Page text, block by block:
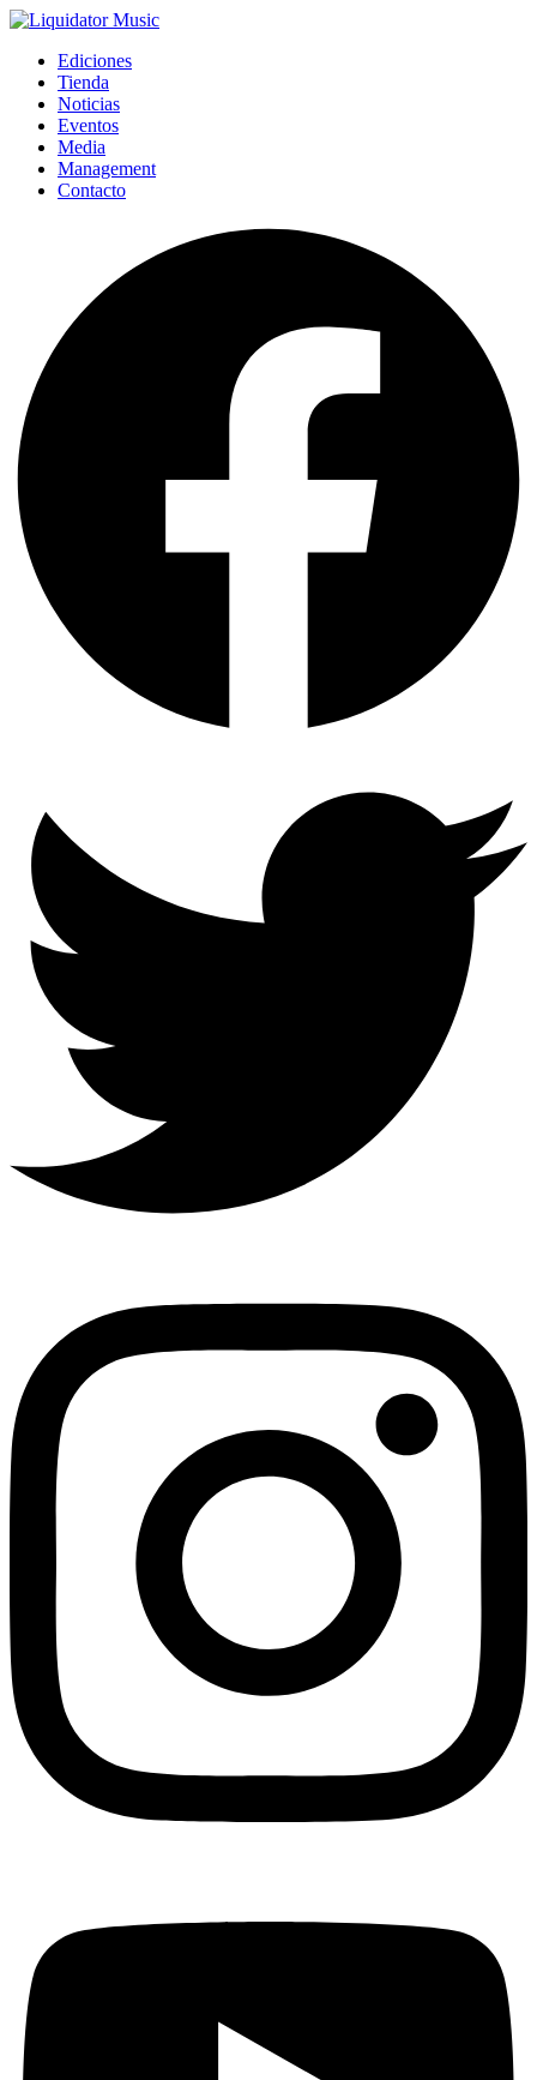
Ediciones
Tienda
Noticias
Eventos
Media
Management
Contacto